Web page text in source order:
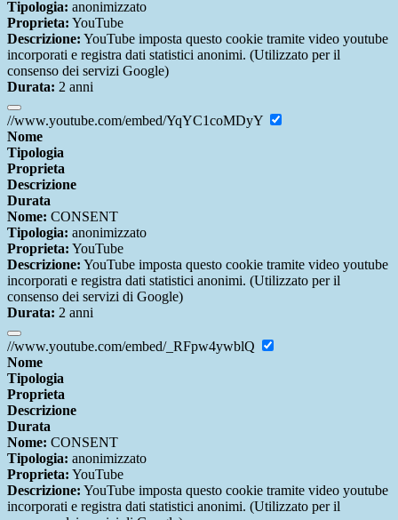
Tipologia: anonimizzato
Proprieta: YouTube
Descrizione: YouTube imposta questo cookie tramite video youtube
incorporati e registra dati statistici anonimi. (Utilizzato per il
consenso dei servizi Google)
Durata: 2 anni
//www.youtube.com/embed/YqYC1coMDyY
Nome
Tipologia
Proprieta
Descrizione
Durata
Nome: CONSENT
Tipologia: anonimizzato
Proprieta: YouTube
Descrizione: YouTube imposta questo cookie tramite video youtube
incorporati e registra dati statistici anonimi. (Utilizzato per il
consenso dei servizi di Google)
Durata: 2 anni
//www.youtube.com/embed/_RFpw4ywblQ
Nome
Tipologia
Proprieta
Descrizione
Durata
Nome: CONSENT
Tipologia: anonimizzato
Proprieta: YouTube
Descrizione: YouTube imposta questo cookie tramite video youtube
incorporati e registra dati statistici anonimi. (Utilizzato per il